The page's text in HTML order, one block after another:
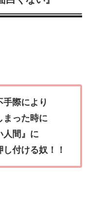
手際により
った時に
間』に
奴！！